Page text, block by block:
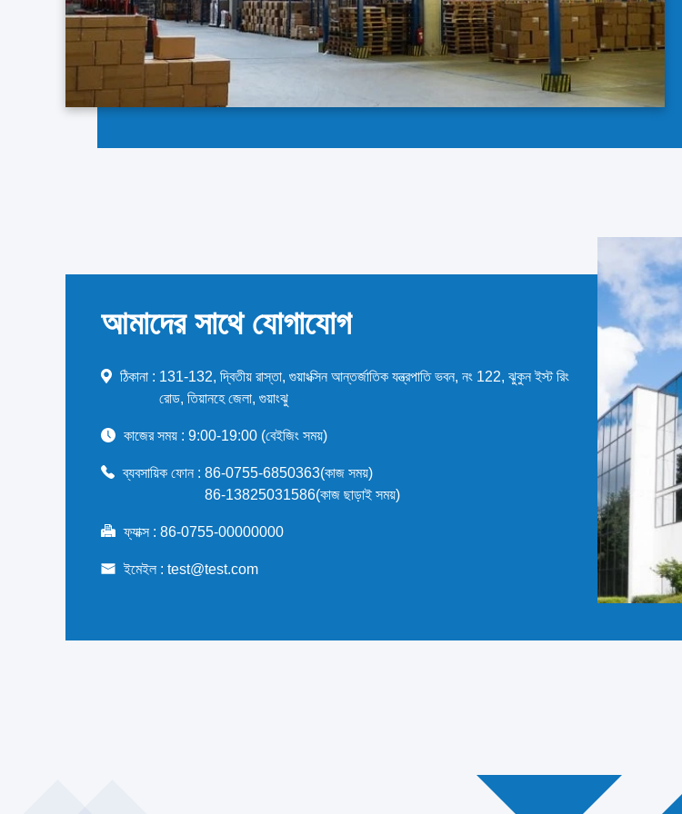
আমাদের সাথে যোগাযোগ
ঠিকানা : 131-132, দ্বিতীয় রাস্তা, গুয়াংক্সিন আন্তর্জাতিক যন্ত্রপাতি ভবন, নং 122, ঝুকুন ইস্ট রিং
রোড, তিয়ানহে জেলা, গুয়াংঝু
কাজের সময় : 9:00-19:00 (বেইজিং সময়)
ব্যবসায়িক ফোন : 86-0755-6850363(কাজ সময়)
86-13825031586(কাজ ছাড়াই সময়)
ফ্যাক্স : 86-0755-00000000
ইমেইল : test@test.com